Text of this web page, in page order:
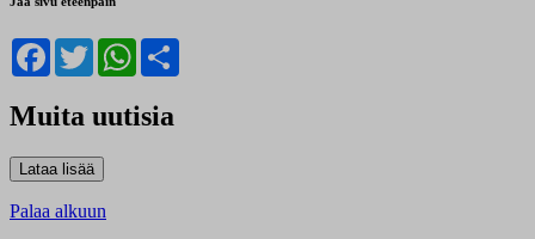
Facebook
TwitterWhatsApp
Muita uutisia
Palaa alkuun